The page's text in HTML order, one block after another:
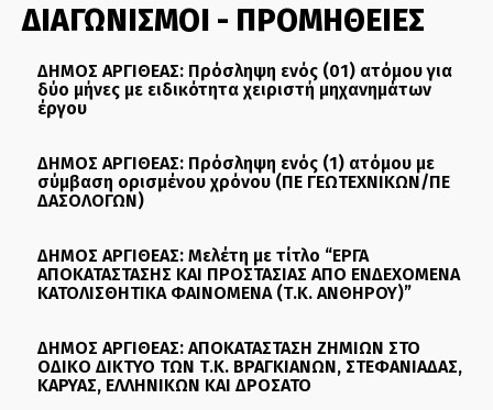
ΔΙΑΓΩΝΙΣΜΟΙ - ΠΡΟΜΗΘΕΙΕΣ
ΔΗΜΟΣ ΑΡΓΙΘΕΑΣ: Πρόσληψη ενός (01) ατόμου για
δύο μήνες με ειδικότητα χειριστή μηχανημάτων
έργου
ΔΗΜΟΣ ΑΡΓΙΘΕΑΣ: Πρόσληψη ενός (1) ατόμου με
σύμβαση ορισμένου χρόνου (ΠΕ ΓΕΩΤΕΧΝΙΚΩΝ/ΠΕ
ΔΑΣΟΛΟΓΩΝ)
ΔΗΜΟΣ ΑΡΓΙΘΕΑΣ: Μελέτη με τίτλο “ΕΡΓΑ
ΑΠΟΚΑΤΑΣΤΑΣΗΣ ΚΑΙ ΠΡΟΣΤΑΣΙΑΣ ΑΠΟ ΕΝΔΕΧΟΜΕΝΑ
ΚΑΤΟΛΙΣΘΗΤΙΚΑ ΦΑΙΝΟΜΕΝΑ (Τ.Κ. ΑΝΘΗΡΟΥ)”
ΔΗΜΟΣ ΑΡΓΙΘΕΑΣ: ΑΠΟΚΑΤΑΣΤΑΣΗ ΖΗΜΙΩΝ ΣΤΟ
ΟΔΙΚΟ ΔΙΚΤΥΟ ΤΩΝ Τ.Κ. ΒΡΑΓΚΙΑΝΩΝ, ΣΤΕΦΑΝΙΑΔΑΣ,
ΚΑΡΥΑΣ, ΕΛΛΗΝΙΚΩΝ ΚΑΙ ΔΡΟΣΑΤΟ